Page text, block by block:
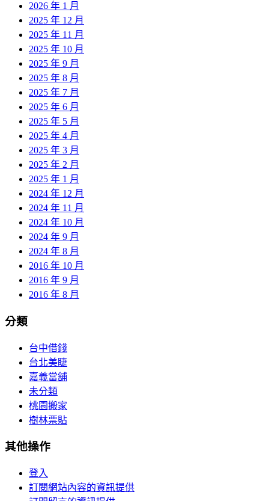
2026 年 1 月
2025 年 12 月
2025 年 11 月
2025 年 10 月
2025 年 9 月
2025 年 8 月
2025 年 7 月
2025 年 6 月
2025 年 5 月
2025 年 4 月
2025 年 3 月
2025 年 2 月
2025 年 1 月
2024 年 12 月
2024 年 11 月
2024 年 10 月
2024 年 9 月
2024 年 8 月
2016 年 10 月
2016 年 9 月
2016 年 8 月
分類
台中借錢
台北美睫
嘉義當舖
未分類
桃園搬家
樹林票貼
其他操作
登入
訂閱網站內容的資訊提供